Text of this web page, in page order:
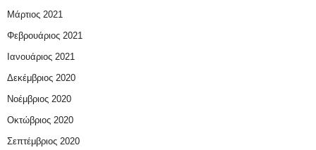
Μάρτιος 2021
Φεβρουάριος 2021
Ιανουάριος 2021
Δεκέμβριος 2020
Νοέμβριος 2020
Οκτώβριος 2020
Σεπτέμβριος 2020